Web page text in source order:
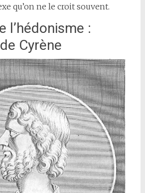
qu’on ne le croit souvent.
l’hédonisme :
Cyrène